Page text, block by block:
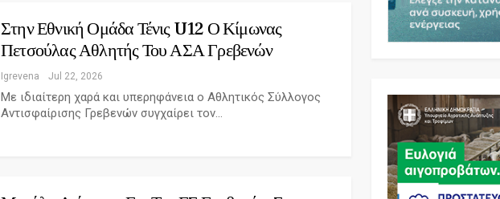
Στην Εθνική Ομάδα Τένις U12 Ο Κίμωνας
Πετσούλας Αθλητής Του ΑΣΑ Γρεβενών
Igrevena Jul 22, 2026
Με ιδιαίτερη χαρά και υπερηφάνεια ο Αθλητικός Σύλλογος
Αντισφαίρισης Γρεβενών συγχαίρει τον…